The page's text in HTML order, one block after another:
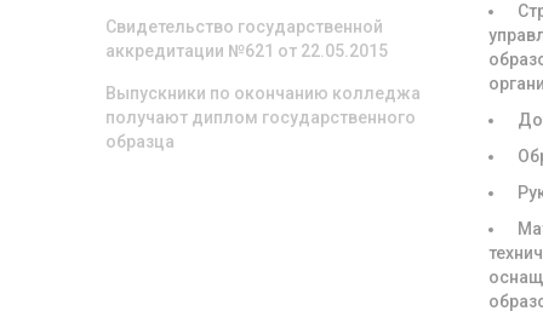
Свидетельство государственной
аккредитации №621 от 22.05.2015
Выпускники по окончанию колледжа
получают диплом государственного
образца